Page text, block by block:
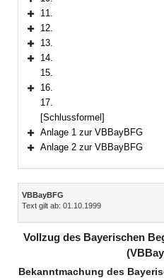
Bereich erweitern
Bereich erweitern
11.
Bereich erweitern
12.
Bereich erweitern
13.
Bereich erweitern
14.
15.
Bereich erweitern
16.
17.
[Schlussformel]
Bereich erweitern
Anlage 1 zur VBBayBFG
Anlage 2 zur VBBayBFG
Inhalt
VBBayBFG
Text gilt ab: 01.10.1999
Vollzug des Bayerischen
Bekanntmachung des